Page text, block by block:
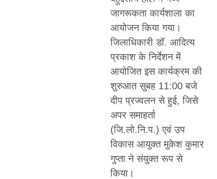
जागरूकता कार्यशाला का
आयोजन किया गया।
जिलाधिकारी डॉ. आदित्य
प्रकाश के निर्देशन में
आयोजित इस कार्यक्रम की
शुरुआत सुबह 11:00 बजे
दीप प्रज्वलन से हुई, जिसे
अपर समाहर्ता
(जि.लो.नि.प.) एवं उप
विकास आयुक्त मुकेश कुमार
गुप्ता ने संयुक्त रूप से
किया।